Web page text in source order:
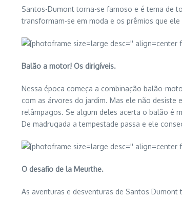
Santos-Dumont torna-se famoso e é tema de
transformam-se em moda e os prêmios que
Balão a motor! Os dirigíveis.
Nessa época começa a combinação balão-
com as árvores do jardim. Mas ele não desiste
relâmpagos. Se algum deles acerta o balão é
De madrugada a tempestade passa e ele
O desafio de la Meurthe.
As aventuras e desventuras de Santos